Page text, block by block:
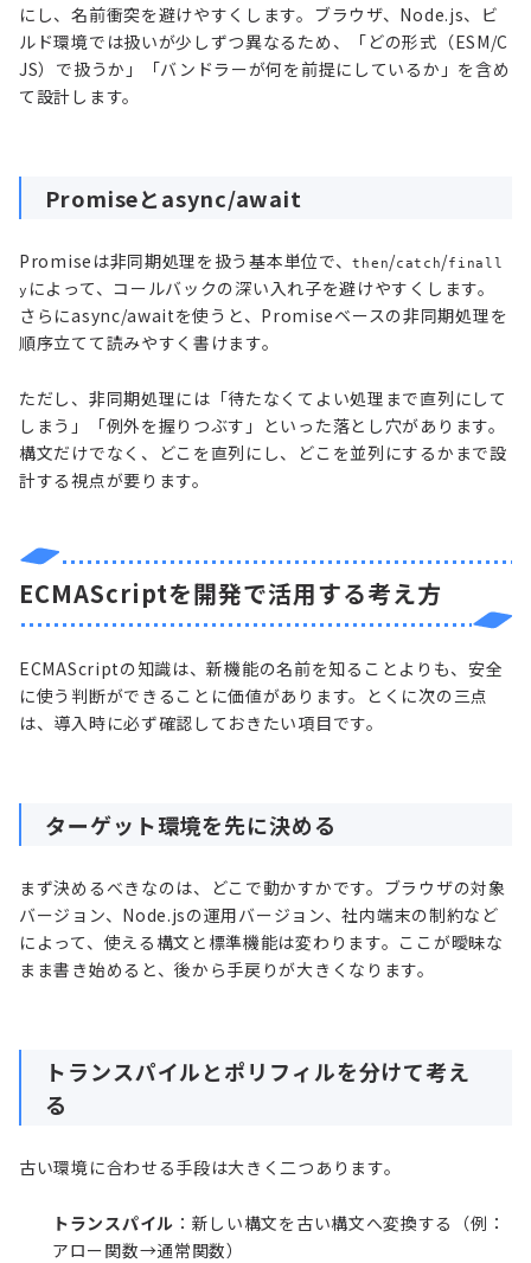
にし、名前衝突を避けやすくします。ブラウザ、Node.js、ビ
ルド環境では扱いが少しずつ異なるため、「どの形式（ESM/C
JS）で扱うか」「バンドラーが何を前提にしているか」を含め
て設計します。
Promiseとasync/await
Promiseは非同期処理を扱う基本単位で、then/catch/finall
y によって、コールバックの深い入れ子を避けやすくします。
さらにasync/awaitを使うと、Promiseベースの非同期処理を
順序立てて読みやすく書けます。
ただし、非同期処理には「待たなくてよい処理まで直列にして
しまう」「例外を握りつぶす」といった落とし穴があります。
構文だけでなく、どこを直列にし、どこを並列にするかまで設
計する視点が要ります。
ECMAScriptを開発で活用する考え方
ECMAScriptの知識は、新機能の名前を知ることよりも、安全
に使う判断ができることに価値があります。とくに次の三点
は、導入時に必ず確認しておきたい項目です。
ターゲット環境を先に決める
まず決めるべきなのは、どこで動かすかです。ブラウザの対象
バージョン、Node.jsの運用バージョン、社内端末の制約など
によって、使える構文と標準機能は変わります。ここが曖昧な
まま書き始めると、後から手戻りが大きくなります。
トランスパイルとポリフィルを分けて考え
る
古い環境に合わせる手段は大きく二つあります。
トランスパイル ：新しい構文を古い構文へ変換する（例：
アロー関数→通常関数）